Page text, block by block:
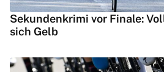
Sekundenkrimi vor Finale:
sich Gelb